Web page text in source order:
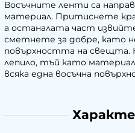
Восъчните ленти са
материал. Притиснете
а останалата част
сметнете за добре, като
повърхността на свещта.
лепило, тъй като
всяка една восъчна